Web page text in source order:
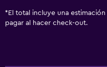
* El total incluye una
pagar al hacer check-out.